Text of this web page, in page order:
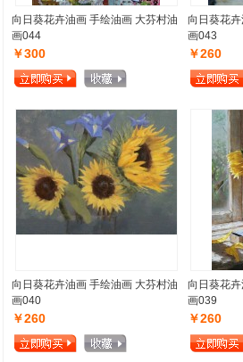
向日葵花卉油画 手绘油画 大芬村油
画044
￥300
向日葵花
画043
￥260
向日葵花卉油画 手绘油画 大芬村油
画040
￥260
向日葵花
画039
￥260